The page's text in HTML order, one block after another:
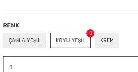
RENK
ÇAĞLA YEŞİL KOYU YEŞİL KREM